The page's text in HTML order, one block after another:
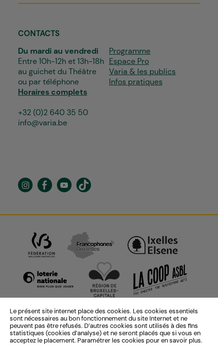
Le présent site internet place des cookies. Les cookies essentiels
sont nécessaires au bon fonctionnement du site Internet et ne
peuvent pas être refusés. D’autres cookies sont utilisés à des fins
statistiques (cookies d’analyse) et ne seront placés que si vous en
acceptez le placement. Paramétrer les cookies pour en savoir plus.
CONTACTS
Du mardi au vendredi
Entre 10h-12h et 13h-18h
au guichet du Théâtre
ou par téléphone
Horaires complets
+32 (0)2 640 35 50
info@varia.be
Programme
Espace Pro
Varia & les publics
Infos pratiques